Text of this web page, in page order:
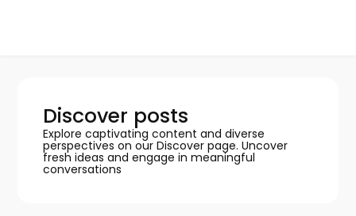
Discover posts
Explore captivating content and diverse
perspectives on our Discover page. Uncover
fresh ideas and engage in meaningful
conversations